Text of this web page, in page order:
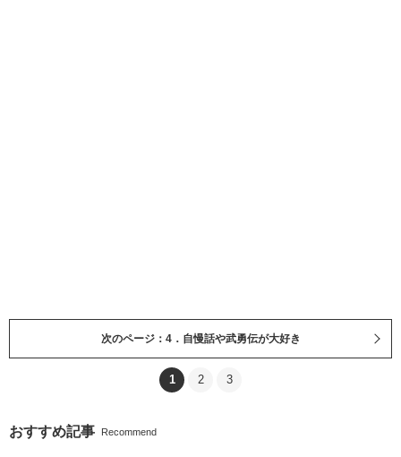
次のページ：4．自慢話や武勇伝が大好き
1 2 3
おすすめ記事 Recommend